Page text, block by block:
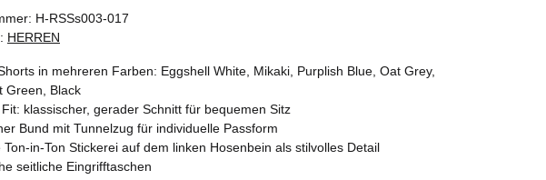
H-RSSs003-017
HERREN
in mehreren Farben: Eggshell White, Mikaki, Purplish Blue, Oat Grey,
Green, Black
Fit: klassischer, gerader Schnitt für bequemen Sitz
Bund mit Tunnelzug für individuelle Passform
Ton-in-Ton Stickerei auf dem linken Hosenbein als stilvolles Detail
seitliche Eingrifftaschen